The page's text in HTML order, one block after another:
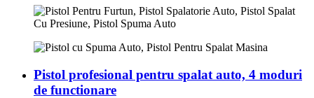
Pistol profesional pentru spalat auto, 4 moduri
de functionare